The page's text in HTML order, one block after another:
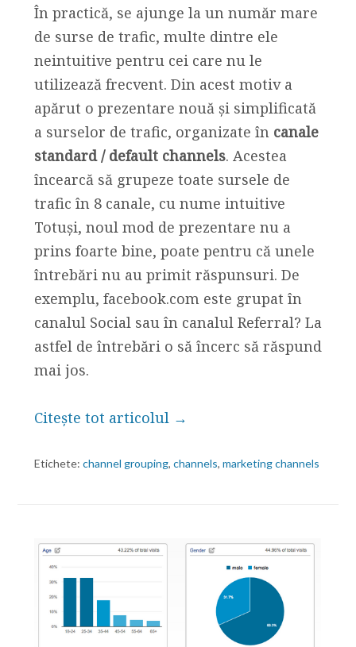
În practică, se ajunge la un număr mare
de surse de trafic, multe dintre ele
neintuitive pentru cei care nu le
utilizează frecvent. Din acest motiv a
apărut o prezentare nouă și simplificată
a surselor de trafic, organizate în canale
standard / default channels. Acestea
încearcă să grupeze toate sursele de
trafic în 8 canale, cu nume intuitive
Totuși, noul mod de prezentare nu a
prins foarte bine, poate pentru că unele
întrebări nu au primit răspunsuri. De
exemplu, facebook.com este grupat în
canalul Social sau în canalul Referral? La
astfel de întrebări o să încerc să răspund
mai jos.
Citește tot articolul →
Etichete: channel grouping, channels, marketing channels